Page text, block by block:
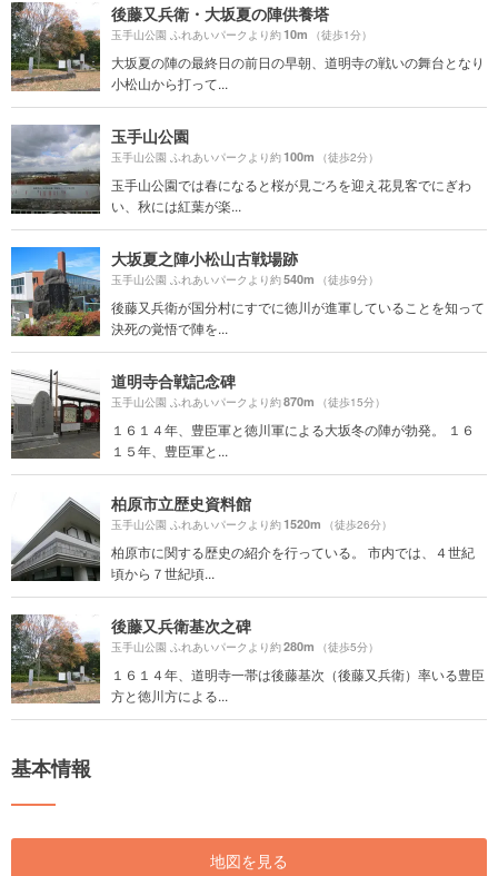
後藤又兵衛・大坂夏の陣供養塔
玉手山公園 ふれあいパークより約10m （徒歩1分）
大坂夏の陣の最終日の前日の早朝、道明寺の戦いの舞台となり
小松山から打って...
玉手山公園
玉手山公園 ふれあいパークより約100m （徒歩2分）
玉手山公園では春になると桜が見ごろを迎え花見客でにぎわ
い、秋には紅葉が楽...
大坂夏之陣小松山古戦場跡
玉手山公園 ふれあいパークより約540m （徒歩9分）
後藤又兵衛が国分村にすでに徳川が進軍していることを知って
決死の覚悟で陣を...
道明寺合戦記念碑
玉手山公園 ふれあいパークより約870m （徒歩15分）
１６１４年、豊臣軍と徳川軍による大坂冬の陣が勃発。 １６
１５年、豊臣軍と...
柏原市立歴史資料館
玉手山公園 ふれあいパークより約1520m （徒歩26分）
柏原市に関する歴史の紹介を行っている。 市内では、４世紀
頃から７世紀頃...
後藤又兵衛基次之碑
玉手山公園 ふれあいパークより約280m （徒歩5分）
１６１４年、道明寺一帯は後藤基次（後藤又兵衛）率いる豊臣
方と徳川方による...
基本情報
地図を見る